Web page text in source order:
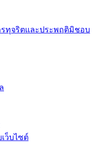
รทุจริตและประพฤติมิชอบ
ว็บไซต์